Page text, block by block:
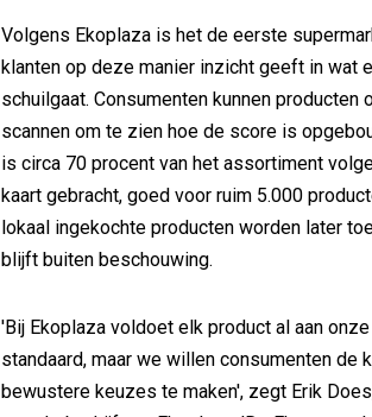
Volgens Ekoplaza is het de eerste
klanten op deze manier inzicht geeft in wat
schuilgaat. Consumenten kunnen producten
scannen om te zien hoe de score is
is circa 70 procent van het assortiment
kaart gebracht, goed voor ruim 5.000
lokaal ingekochte producten worden later
blijft buiten beschouwing.
'Bij Ekoplaza voldoet elk product al aan
standaard, maar we willen consumenten de
bewustere keuzes te maken', zegt Erik